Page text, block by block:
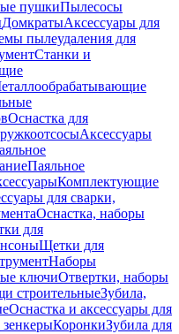
пушкиПылесосы
ДомкратыАксессуары для
пылеудаления для
Станки и
Оснастка для
Аксессуары
Паяльное
Комплектующие
для сварки,
Оснастка, наборы
для
Щетки для
Наборы
ключиОтвертки, наборы
строительныеЗубила,
Оснастка и аксессуары для
КоронкиЗубила для